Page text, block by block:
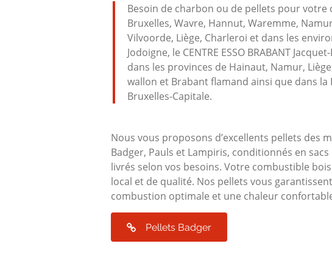
Besoin de charbon ou de pellets pour votre
Bruxelles, Wavre, Hannut, Waremme,
Vilvoorde, Liège, Charleroi et dans les
Jodoigne, le CENTRE ESSO BRABANT
dans les provinces de Hainaut, Namur,
wallon et Brabant flamand ainsi que dans la
Bruxelles-Capitale.
Nous vous proposons d’excellents pellets des
Badger, Pauls et Lampiris, conditionnés en sacs
livrés selon vos besoins. Votre combustible
local et de qualité. Nos pellets vous
combustion optimale et une chaleur
Pellets Badger